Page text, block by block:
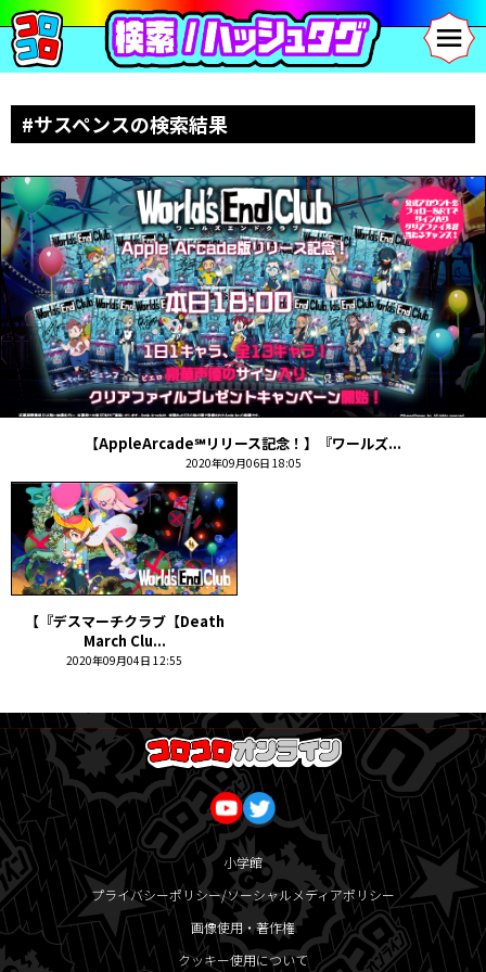
#サスペンスの検索結果
【AppleArcade℠リリース記念！】『ワールズ...
2020年09月06日 18:05
【『デスマーチクラブ【Death
March Clu...
2020年09月04日 12:55
小学館
プライバシーポリシー/ソーシャルメディアポリシー
画像使用・著作権
クッキー使用について